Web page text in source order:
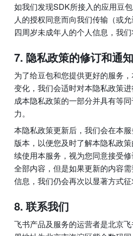
如我们发现SDK所接入的应用豆
人的授权同意而向我们传输（或
四周岁未成年人的个人信息，我们
隐私政策的修订和通知
为了给豆包和您提供更好的服务
变化，我们会适时对本隐私政策
成本隐私政策的一部分并具有等
力。
本隐私政策更新后，我们会在本
版本，以便您及时了解本隐私政
续使用本服务，视为您同意接受
全部内容，但是如果更新的内容
信息，我们仍会再次以显著方式征
联系我们
飞书产品及服务的运营者是北京